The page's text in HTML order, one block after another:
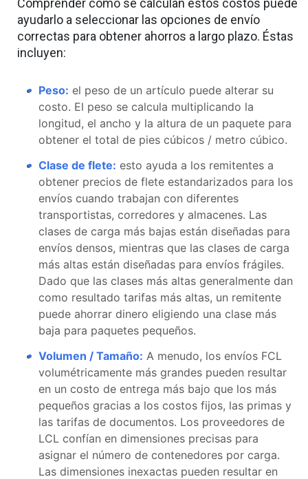
ayudarlo a seleccionar las opciones de envío
correctas para obtener ahorros a largo plazo. Éstas
incluyen:
Peso: el peso de un artículo puede alterar su
costo. El peso se calcula multiplicando la
longitud, el ancho y la altura de un paquete para
obtener el total de pies cúbicos / metro cúbico.
Clase de flete: esto ayuda a los remitentes a
obtener precios de flete estandarizados para los
envíos cuando trabajan con diferentes
transportistas, corredores y almacenes. Las
clases de carga más bajas están diseñadas para
envíos densos, mientras que las clases de carga
más altas están diseñadas para envíos frágiles.
Dado que las clases más altas generalmente dan
como resultado tarifas más altas, un remitente
puede ahorrar dinero eligiendo una clase más
baja para paquetes pequeños.
Volumen / Tamaño: A menudo, los envíos FCL
volumétricamente más grandes pueden resultar
en un costo de entrega más bajo que los más
pequeños gracias a los costos fijos, las primas y
las tarifas de documentos. Los proveedores de
LCL confían en dimensiones precisas para
asignar el número de contenedores por carga.
Las dimensiones inexactas pueden resultar en